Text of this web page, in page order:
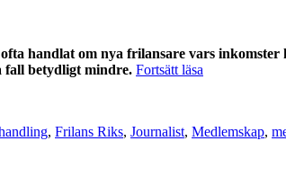
handlat om nya frilansare vars
fall betydligt mindre. Fortsätt läsa
bli
, Frilans Riks, Journalist, Medlemskap,